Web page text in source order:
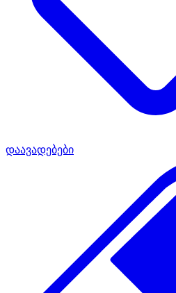
დაავადებები